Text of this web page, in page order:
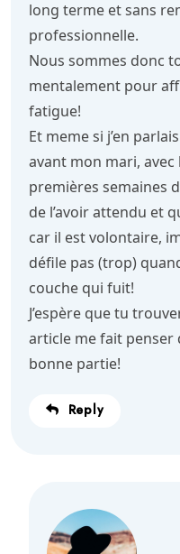
long terme et sans
professionnelle.
Nous sommes donc
mentalement pour
fatigue!
Et meme si j’en
avant mon mari, avec
premières semaines
de l’avoir attendu et
car il est volontaire,
défile pas (trop)
couche qui fuit!
J’espère que tu
article me fait penser
bonne partie!
Reply